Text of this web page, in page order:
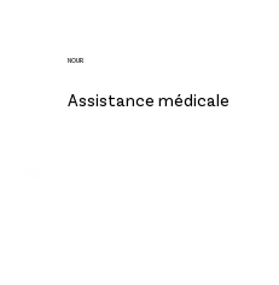
Assistance médicale
NOUR